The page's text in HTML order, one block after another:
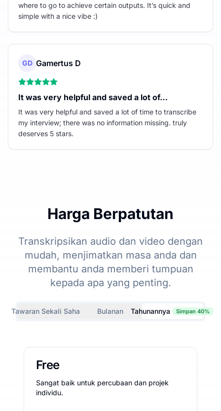
where to go to achieve certain outputs. It’s quick and
simple with a nice vibe :)
GD Gamertus D
It was very helpful and saved a lot of…
It was very helpful and saved a lot of time to transcribe
my interview; there was no information missing. truly
deserves 5 stars.
Harga Berpatutan
Transkripsikan audio dan video dengan
mudah, menjimatkan masa anda dan
membantu anda memberi tumpuan
kepada apa yang penting.
Tawaran Sekali Sahaja Bulanan Tahunannya Simpan 40%
Free
Sangat baik untuk percubaan dan projek
individu.